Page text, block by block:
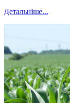
Детальніше...